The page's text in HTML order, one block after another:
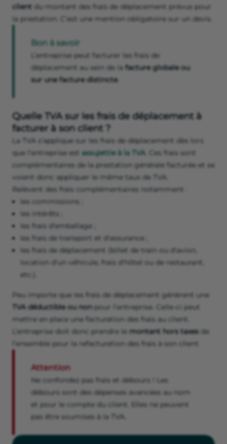
client du montant des frais de déplacement prévus pour
la prestation. C’est une mention obligatoire sur un devis.
Bon à savoir
L’entreprise peut facturer les frais de
déplacement au sein de la facture globale ou
sur une facture distincte.
Quelle TVA sur les frais de déplacement à
facturer à son client ?
La TVA s’applique sur les frais de déplacement dès lors
que l’entreprise est assujettie à la TVA. Ces frais sont
complémentaires de la prestation générale facturée et se
voient donc appliquer le même taux de TVA.
Relèvent des frais complémentaires notamment :
les commissions ;
les intérêts ;
les frais d'emballage ;
les frais de transport et d'assurance ;
les frais de déplacement (billet de train ou d'avion,
location d'un véhicule, frais d'hôtel ou de restaurant,
etc.).
Peu importe que les frais de déplacement génèrent une
TVA déductible ou non pour l’entreprise. Celle-ci peut
mettre en place une facturation des frais au client.
L’entreprise doit donc prendre le montant hors taxes de
l’ensemble pour la refacturation des frais à son client.
Attention
Ne confondez pas frais et débours ! Les
débours sont des dépenses avancées au nom
et pour le compte du client. Elles ne peuvent
pas être soumises à la TVA.